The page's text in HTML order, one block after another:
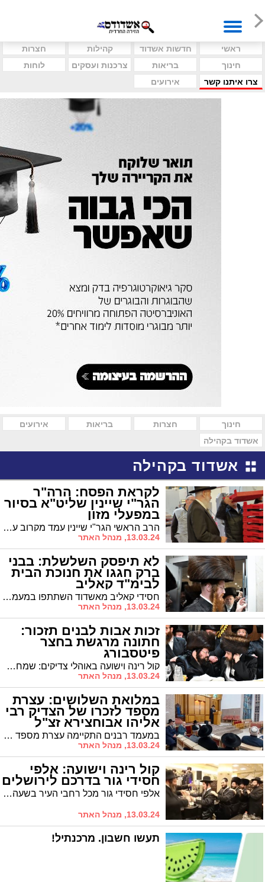
ראשי חדשות אשדוד קהילות
חצרות
חינוך
בריאות צרכנות ועסקים
לוחות
צרו איתנו קשר
אירועים
חינוך חצרות בריאות
אירועים
אשדוד בקהילה
אשדוד בקהילה
לקראת הפסח: הרה"ר
הגר"י שיינין שליט"א בסיור
במפעלי מזון
הרב הראשי הגר"י שיינין עמד מקרוב על כשרותם של מפעלי מזון הכשרים לחג הפסח
13.03.24, מנהל האתר
לא תיפסק השלשלת: בבני
ברק חגגו את חנוכת הבית
לבימ"ד קאליב
חסידי קאליב מאשדוד השתתפו במעמד חנוכת הבית וקביעת מזוזות בבית הכנסת של חסידות קאליב בבני ברק
13.03.24, מנהל האתר
זכות אבות לבנים תזכור:
חתונה מרגשת בחצר
פיטסבורג
קול רינה וישועה באוהלי צדיקים: שמחת בית פיטסבורג - אדמור"ים, רבנים ואורחים חשובים בשמחת נישואי בתו של המשפיע הרה"צ רבי יעקב לייפער שליט"א ראש ישיבות פיטסבורג, חתנו של האדמו"ר מדז'יקוב עם החתן - נכד האדמו"ר מסטריקוב ונכד גאב"ד ערלויא בני ברק
13.03.24, מנהל האתר
במלואת השלושים: עצרת
מספד לזכרו של הצדיק רבי
אליהו אבוחצירא זצ"ל
במעמד רבנים התקיימה עצרת מספד והתעוררות לזכרו של בנם של קדושים מזר"ק רבי אליהו אבוחצירא זצ"ל ב'נתיב מאיר'
13.03.24, מנהל האתר
קול רינה וישועה: אלפי
חסידי גור בדרכם לירושלים
אלפי חסידי גור מכל רחבי העיר בשעה זו בדרכם לירושלים, שם צפויה להתקיים בשעה הקרובה שמחת חתונת נכד האדמו"ר שליט"א, בנו של הרה"צ רבי שלמה צבי שליט"א מאשדוד. כל הפרטים
13.03.24, מנהל האתר
תעשו חשבון. מרכנתיל!